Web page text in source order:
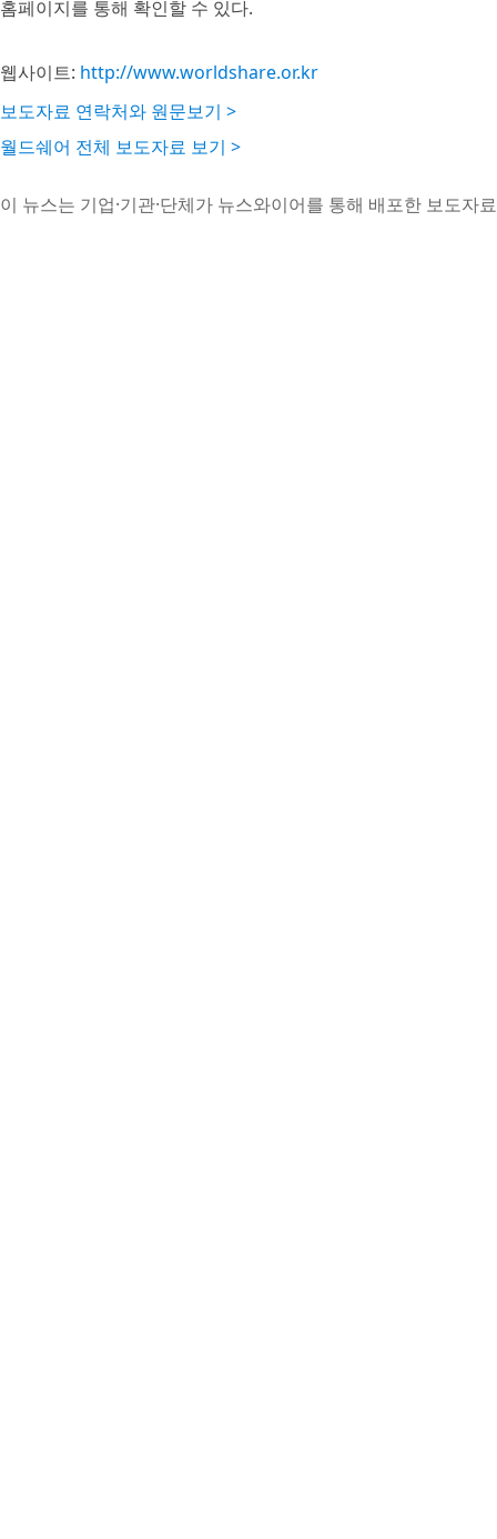
홈페이지를 통해 확인할 수 있다.
웹사이트: http://www.worldshare.or.kr
보도자료 연락처와 원문보기 >
월드쉐어 전체 보도자료 보기 >
이 뉴스는 기업·기관·단체가 뉴스와이어를 통해 배포한 보도자